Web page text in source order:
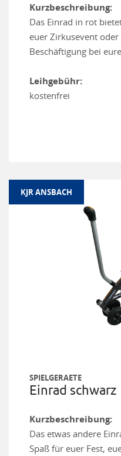
Kurzbeschreibung:
Das Einrad in rot
euer Zirkusevent
Beschäftigung bei
Leihgebühr:
kostenfrei
KJR ANSBACH
SPIELGERAETE
Einrad schwarz
Kurzbeschreibung:
Das etwas andere
Spaß für euer Fest,